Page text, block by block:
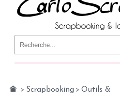
> Scrapbooking > Outils &